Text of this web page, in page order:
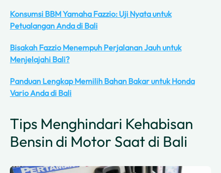
Konsumsi BBM Yamaha Fazzio: Uji Nyata untuk
Petualangan Anda di Bali
Bisakah Fazzio Menempuh Perjalanan Jauh untuk
Menjelajahi Bali?
Panduan Lengkap Memilih Bahan Bakar untuk Honda
Vario Anda di Bali
Tips Menghindari Kehabisan
Bensin di Motor Saat di Bali